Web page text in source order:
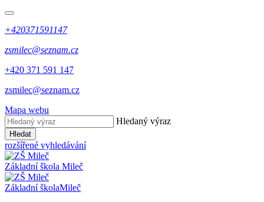
+420371591147
zsmilec@seznam.cz
+420 371 591 147
zsmilec@seznam.cz
Mapa webu
Hledaný výraz
Hledat
rozšířené vyhledávání
Základní škola Mileč
Základní školaMileč